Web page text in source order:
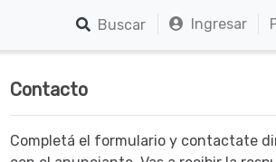
Buscar Ingresar
Contacto
Completá el formulario y contactate